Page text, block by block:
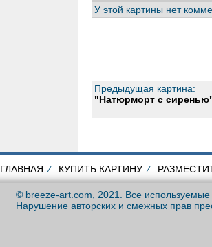
У этой картины нет
Предыдущая картина:
"Натюрморт с
ГЛАВНАЯ ⁄ КУПИТЬ КАРТИНУ ⁄
© breeze-art.com, 2021. Все
Нарушение авторских и смежных прав